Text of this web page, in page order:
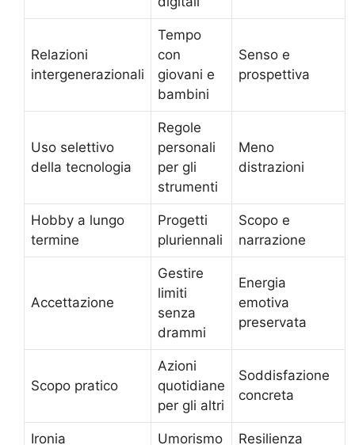
Relazioni
intergenerazionali
Tempo
con
giovani e
bambini
Senso e
prospettiva
Uso selettivo
della tecnologia
Regole
personali
per gli
strumenti
Meno
distrazioni
Hobby a lungo
termine
Progetti
pluriennali
Scopo e
narrazione
Accettazione
Gestire
limiti
senza
drammi
Energia
emotiva
preservata
Scopo pratico
Azioni
quotidiane
per gli altri
Soddisfazione
concreta
Ironia Umorismo Resilienza